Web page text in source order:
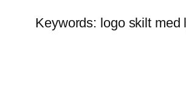
Keywords: logo skilt med